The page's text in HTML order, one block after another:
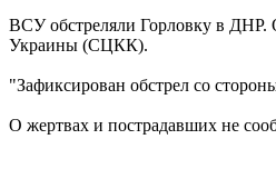
ВСУ обстреляли Горловку в ДНР.
Украины (СЦКК).
"Зафиксирован обстрел со
О жертвах и пострадавших не